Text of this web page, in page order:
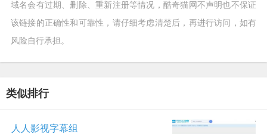
域名会有过期、删除、重新注册等情况，酷奇猫网不声明也不保证
该链接的正确性和可靠性，请仔细考虑清楚后，再进行访问，如有
风险自行承担。
类似排行
人人影视字幕组